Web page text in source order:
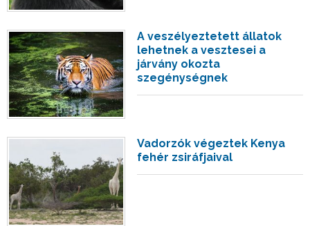
A veszélyeztetett állatok
lehetnek a vesztesei a
járvány okozta
szegénységnek
Vadorzók végeztek Kenya
fehér zsiráfjaival